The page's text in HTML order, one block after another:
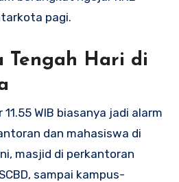
pagi.
Tengah Hari di
WIB biasanya jadi alarm
dan mahasiswa di
masjid di perkantoran
sampai kampus-